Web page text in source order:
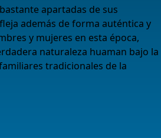
apartadas de sus
además de forma auténtica y
y mujeres en esta época,
naturaleza huaman bajo la
tradicionales de la